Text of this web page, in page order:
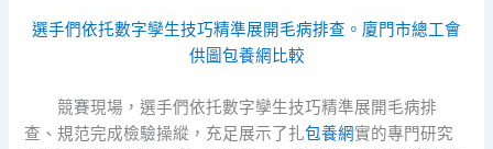
選手們依托數字孿生技巧精準展開毛病排查。廈門市總工會
供圖包養網比較
競賽現場，選手們依托數字孿生技巧精準展開毛病排
查、規范完成檢驗操縱，充足展示了扎包養網實的專門研究